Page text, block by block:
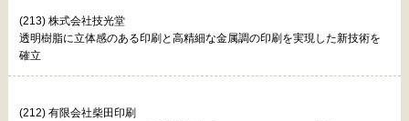
(213) 株式会社技光堂
透明樹脂に立体感のある印刷と高精細な金属調の印刷を実現した新技術を
確立
(212) 有限会社柴田印刷